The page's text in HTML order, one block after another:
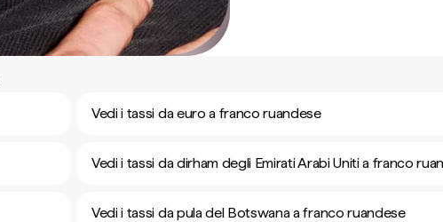
Vedi i tassi da euro a franco ruandese
Vedi i tassi da dirham degli Emirati Arabi Uniti a franco
Vedi i tassi da pula del Botswana a franco ruandese